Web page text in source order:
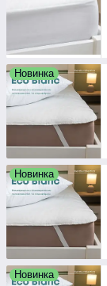
Новинка
Новинка
Новинка